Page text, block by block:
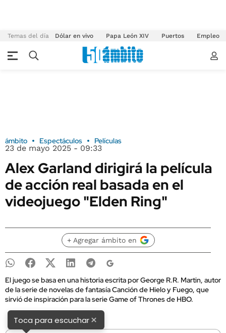
Temas del día Dólar en vivo Papa León XIV Puertos Empleo
ámbito Espectáculos Películas
23 de mayo 2025 - 09:33
Alex Garland dirigirá la película
de acción real basada en el
videojuego "Elden Ring"
+ Agregar ámbito en
El juego se basa en una historia escrita por George R.R. Martin, autor
de la serie de novelas de fantasía Canción de Hielo y Fuego, que
sirvió de inspiración para la serie Game of Thrones de HBO.
Toca para escuchar×